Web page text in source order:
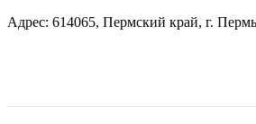
Адрес: 614065, Пермский край, г.